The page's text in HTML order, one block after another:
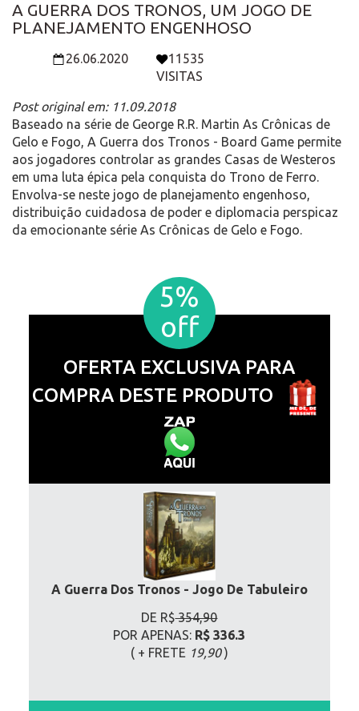
A GUERRA DOS TRONOS, UM JOGO DE
PLANEJAMENTO ENGENHOSO
26.06.2020
11535
VISITAS
Post original em: 11.09.2018
Baseado na série de George R.R. Martin As Crônicas de
Gelo e Fogo, A Guerra dos Tronos - Board Game permite
aos jogadores controlar as grandes Casas de Westeros
em uma luta épica pela conquista do Trono de Ferro.
Envolva-se neste jogo de planejamento engenhoso,
distribuição cuidadosa de poder e diplomacia perspicaz
da emocionante série As Crônicas de Gelo e Fogo.
5%
off
OFERTA EXCLUSIVA PARA
COMPRA DESTE PRODUTO
A Guerra Dos Tronos - Jogo De Tabuleiro
DE R$354,90
POR APENAS: R$ 336.3
( + FRETE 19,90)